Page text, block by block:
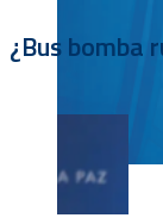
¿Bus bomba